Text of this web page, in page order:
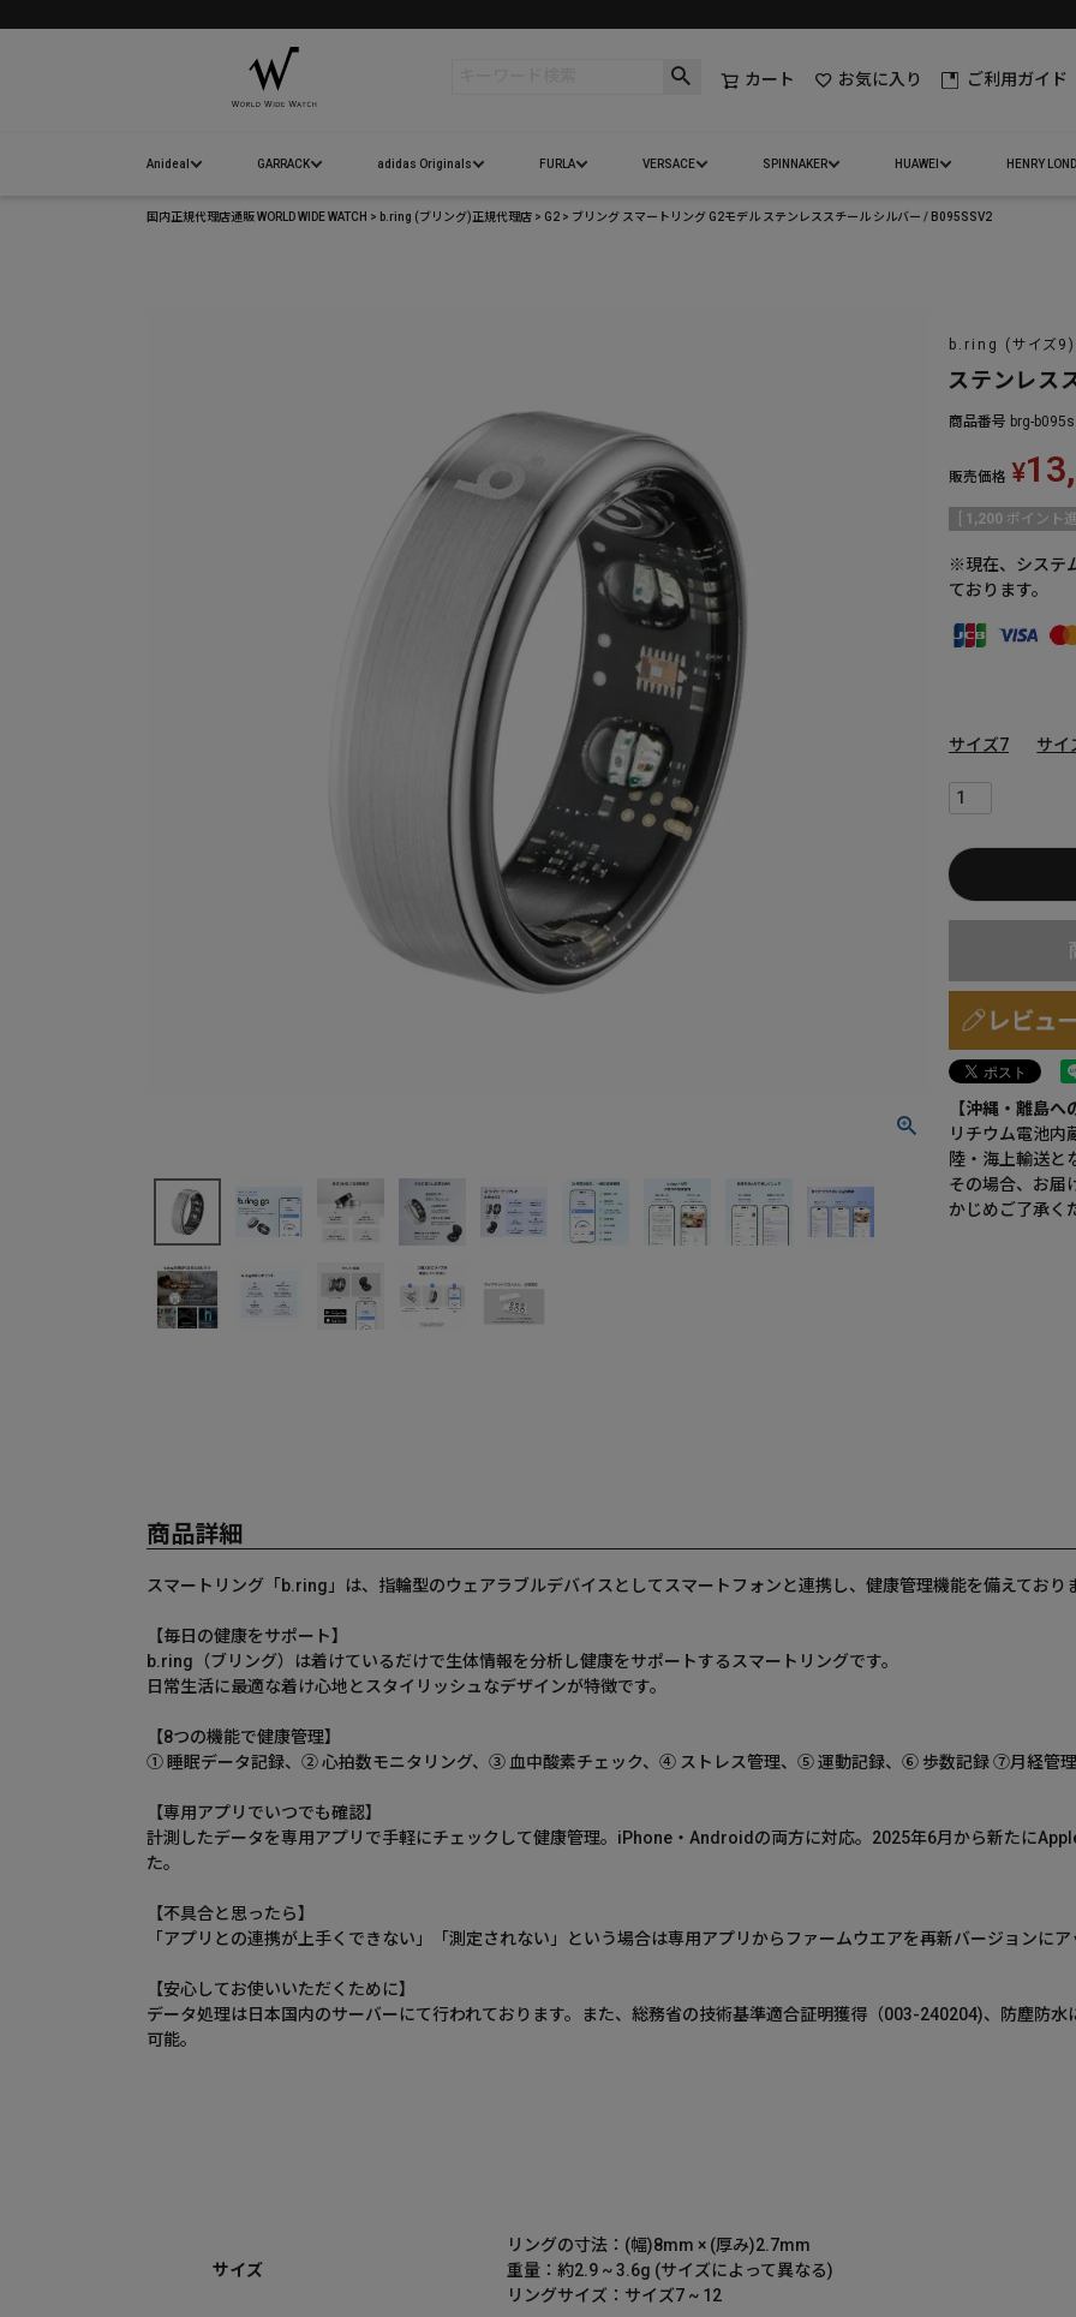
カート お気に入り ご利用ガイド
Anideal GARRACK adidas Originals FURLA VERSACE SPINNAKER HUAWEI HENRY
国内正規代理店通販 WORLD WIDE WATCH b.ring (ブリング)正規代理店 G2 ブリング スマートリング G2モデル ステンレススチール シルバー / B095SSV2
b.ring (サイズ9)
ステンレス
商品番号 brg-
販売価格 ¥
1,200 ポイント進
※現在、システ
ております。
サイズ7 サイ
【沖縄・離島へ
リチウム電池内
陸・海上輸送と
その場合、お届
かじめご了承く
商品詳細
スマートリング「b.ring」は、指輪型のウェアラブルデバイスとしてスマートフォンと連携し、健康管理機能を備えており
【毎日の健康をサポート】
b.ring（ブリング）は着けているだけで生体情報を分析し健康をサポートするスマートリングです。
日常生活に最適な着け心地とスタイリッシュなデザインが特徴です。
【8つの機能で健康管理】
① 睡眠データ記録、② 心拍数モニタリング、③ 血中酸素チェック、④ ストレス管理、⑤ 運動記録、⑥ 歩数記録 ⑦月経
【専用アプリでいつでも確認】
計測したデータを専用アプリで手軽にチェックして健康管理。iPhone・Androidの両方に対応。2025年6月から新たに
た。
【不具合と思ったら】
「アプリとの連携が上手くできない」「測定されない」という場合は専用アプリからファームウエアを再新バージョンにア
【安心してお使いいただくために】
データ処理は日本国内のサーバーにて行われております。また、総務省の技術基準適合証明獲得（003-240204)、防塵防
可能。
サイズ
リングの寸法：(幅)8mm × (厚み)2.7mm
重量：約2.9 ~ 3.6g (サイズによって異なる)
リングサイズ：サイズ7 ~ 12